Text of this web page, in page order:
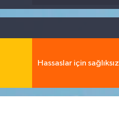
Hassaslar için sağlıksız